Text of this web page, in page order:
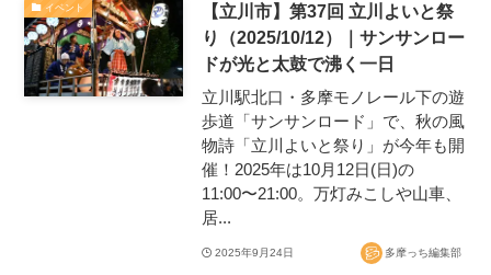
イベント
【立川市】第37回 立川よいと祭
り（2025/10/12）｜サンサンロー
ドが光と太鼓で沸く一日
立川駅北口・多摩モノレール下の遊
歩道「サンサンロード」で、秋の風
物詩「立川よいと祭り」が今年も開
催！2025年は10月12日(日)の
11:00〜21:00。万灯みこしや山車、
居...
2025年9月24日 多摩っち編集部